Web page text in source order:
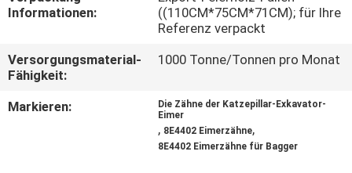
SIE
MIT
Informationen:
((110CM*75CM*71CM); für Ihre
Referenz verpackt
Versorgungsmaterial-
Fähigkeit:
1000 Tonne/Tonnen pro Monat
Markieren:
Die Zähne der Katzepillar-Exkavator-
Eimer
, 8E4402 Eimerzähne,
8E4402 Eimerzähne für Bagger